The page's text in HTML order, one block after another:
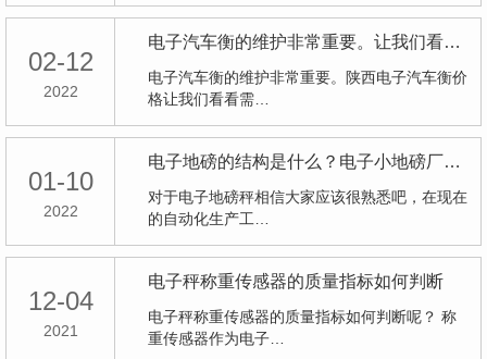
02-12
2022
电子汽车衡的维护非常重要。让我们看看需要维护的三个主要组件
电子汽车衡的维护非常重要。陕西电子汽车衡价
格让我们看看需…
01-10
2022
电子地磅的结构是什么？电子小地磅厂家为您介绍
对于电子地磅秤相信大家应该很熟悉吧，在现在
的自动化生产工…
12-04
2021
电子秤称重传感器的质量指标如何判断
电子秤称重传感器的质量指标如何判断呢？ 称
重传感器作为电子…